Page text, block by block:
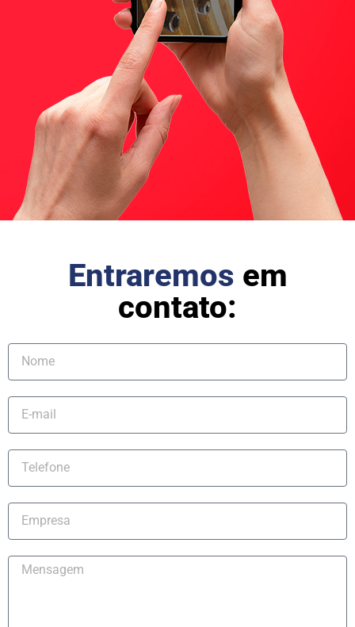
Entraremos em
contato: